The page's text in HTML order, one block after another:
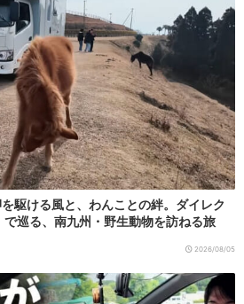
駆ける風と、わんことの絆。ダイレク
で巡る、南九州・野生動物を訪ねる旅
2026/08/05